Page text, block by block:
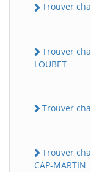
Trouver
Trouver
LOUBET
Trouver
Trouver
CAP-MARTIN